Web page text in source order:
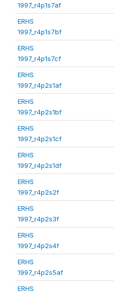
1997_r4p1s7af
ERHS
1997_r4p1s7bf
ERHS
1997_r4p1s7cf
ERHS
1997_r4p2s1af
ERHS
1997_r4p2s1bf
ERHS
1997_r4p2s1cf
ERHS
1997_r4p2s1df
ERHS
1997_r4p2s2f
ERHS
1997_r4p2s3f
ERHS
1997_r4p2s4f
ERHS
1997_r4p2s5af
ERHS